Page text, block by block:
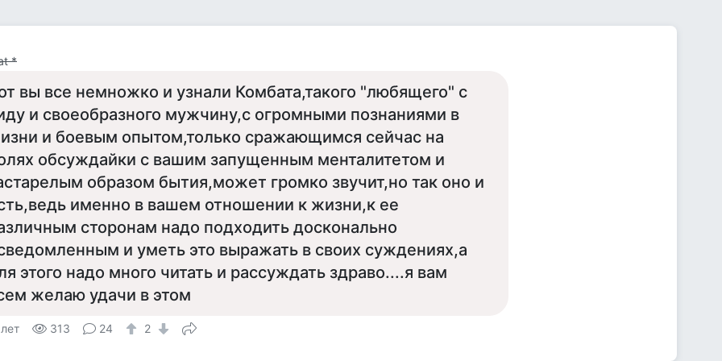
*
вы все немножко и узнали Комбата,такого "любящего" с
и своеобразного мужчину,с огромными познаниями в
и боевым опытом,только сражающимся сейчас на
обсуждайки с вашим запущенным менталитетом и
образом бытия,может громко звучит,но так оно и
именно в вашем отношении к жизни,к ее
сторонам надо подходить досконально
и уметь это выражать в своих суждениях,а
этого надо много читать и рассуждать здраво....я вам
желаю удачи в этом
313 24 2